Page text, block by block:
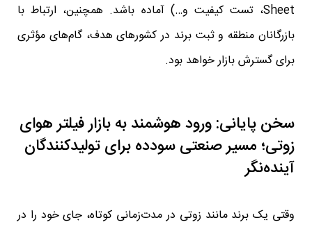
Sheet، تست کیفیت و…) آماده باشد. همچنین، ارتباط با
بازرگانان منطقه و ثبت برند در کشورهای هدف، گام‌های مؤثری
برای گسترش بازار خواهد بود.
سخن پایانی: ورود هوشمند به بازار فیلتر هوای
زوتی؛ مسیر صنعتی سودده برای تولیدکنندگان
آینده‌نگر
وقتی یک برند مانند زوتی در مدت‌زمانی کوتاه، جای خود را در